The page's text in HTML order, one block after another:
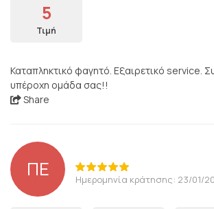
5
Τιμή
Καταπληκτικό φαγητό. Εξαιρετικό service.
υπέροχη ομάδα σας!!
Share
ΠΕ Ημερομηνία κράτησης: 23/01/